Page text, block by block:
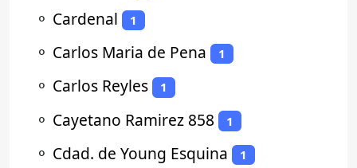
⚬ Cardenal 1
⚬ Carlos Maria de Pena 1
⚬ Carlos Reyles 1
⚬ Cayetano Ramirez 858 1
⚬ Cdad. de Young Esquina 1